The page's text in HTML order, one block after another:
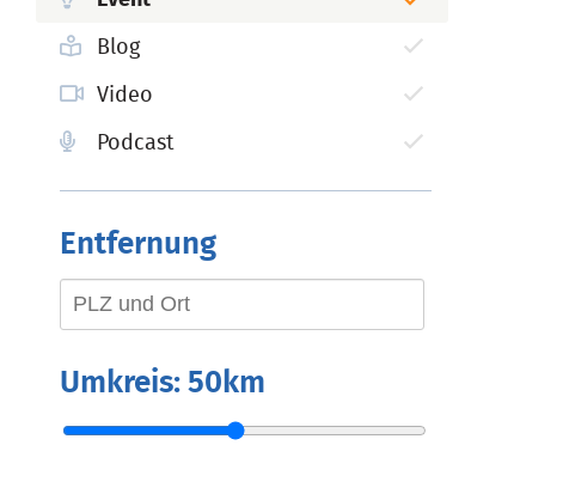
Blog
Video
Podcast
Entfernung
Umkreis: 50km